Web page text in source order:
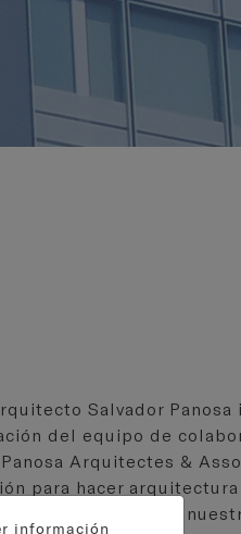
Salvador Panosa
del equipo de
Arquitectes &
para hacer
y conveniencias de
información